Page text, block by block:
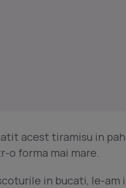
acest tiramisu in
o forma mai mare.
in bucati, le-am